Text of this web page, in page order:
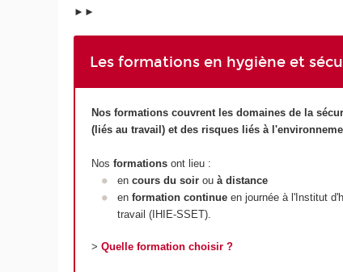
►►
Les formations en hygiène et
Nos formations couvrent les domaines de la
(liés au travail) et des risques liés à
Nos formationsont lieu :
encours du soir ouà distance
enformation continue en journée à l'Institut
travail (IHIE-SSET).
> Quelle formation choisir ?